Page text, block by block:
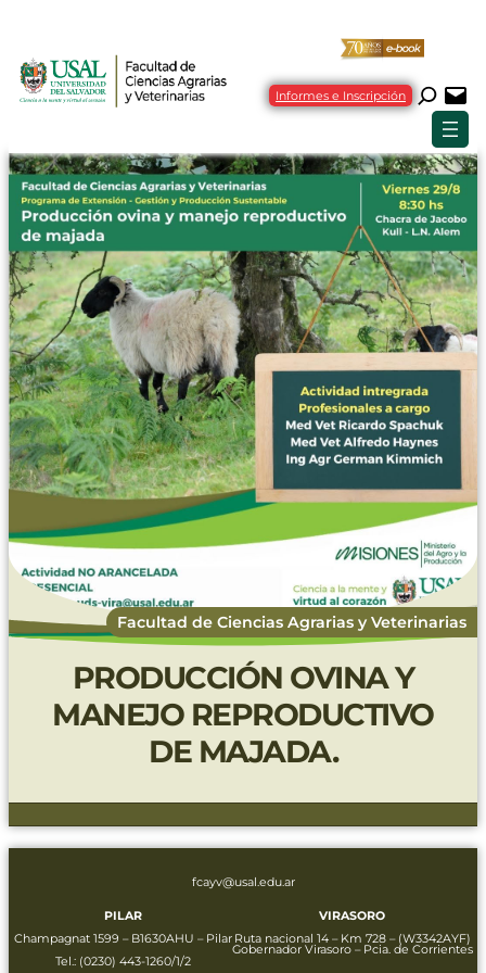
Informes e Inscripción
Facultad de Ciencias Agrarias y Veterinarias
PRODUCCIÓN OVINA Y
MANEJO REPRODUCTIVO
DE MAJADA.
fcayv@usal.edu.ar
PILAR
Champagnat 1599 – B1630AHU – Pilar
Tel.: (0230) 443-1260/1/2
VIRASORO
Ruta nacional 14 – Km 728 – (W3342AYF)
Gobernador Virasoro – Pcia. de Corrientes